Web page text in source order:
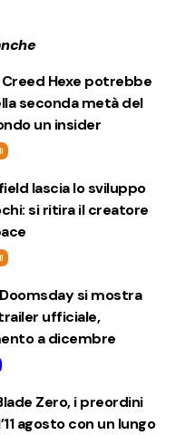
Creed Hexe potrebbe
seconda metà del
un insider
lascia lo sviluppo
si ritira il creatore
si mostra
ufficiale,
a dicembre
Zero, i preordini
agosto con un lungo